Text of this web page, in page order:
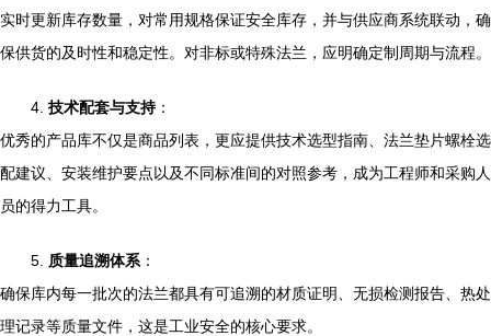
实时更新库存数量，对常用规格保证安全库存，并与供应商系统联动，确
保供货的及时性和稳定性。对非标或特殊法兰，应明确定制周期与流程。
4. 技术配套与支持：
优秀的产品库不仅是商品列表，更应提供技术选型指南、法兰垫片螺栓选
配建议、安装维护要点以及不同标准间的对照参考，成为工程师和采购人
员的得力工具。
5. 质量追溯体系 ：
确保库内每一批次的法兰都具有可追溯的材质证明、无损检测报告、热处
理记录等质量文件，这是工业安全的核心要求。